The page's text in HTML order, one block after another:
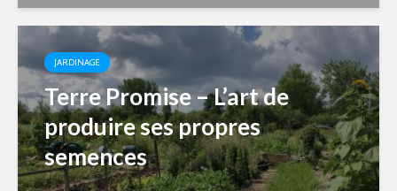
JARDINAGE
Terre Promise – L’art de
produire ses propres
semences